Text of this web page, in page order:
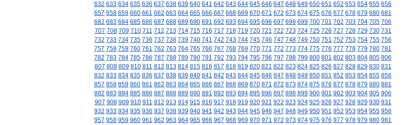
632 633 634 635 636 637 638 639 640 641 642 643 644 645 646 647 648 649 650 651 652 653 654 655 656
657 658 659 660 661 662 663 664 665 666 667 668 669 670 671 672 673 674 675 676 677 678 679 680 681
682 683 684 685 686 687 688 689 690 691 692 693 694 695 696 697 698 699 700 701 702 703 704 705 706
707 708 709 710 711 712 713 714 715 716 717 718 719 720 721 722 723 724 725 726 727 728 729 730 731
732 733 734 735 736 737 738 739 740 741 742 743 744 745 746 747 748 749 750 751 752 753 754 755 756
757 758 759 760 761 762 763 764 765 766 767 768 769 770 771 772 773 774 775 776 777 778 779 780 781
782 783 784 785 786 787 788 789 790 791 792 793 794 795 796 797 798 799 800 801 802 803 804 805 806
807 808 809 810 811 812 813 814 815 816 817 818 819 820 821 822 823 824 825 826 827 828 829 830 831
832 833 834 835 836 837 838 839 840 841 842 843 844 845 846 847 848 849 850 851 852 853 854 855 856
857 858 859 860 861 862 863 864 865 866 867 868 869 870 871 872 873 874 875 876 877 878 879 880 881
882 883 884 885 886 887 888 889 890 891 892 893 894 895 896 897 898 899 900 901 902 903 904 905 906
907 908 909 910 911 912 913 914 915 916 917 918 919 920 921 922 923 924 925 926 927 928 929 930 931
932 933 934 935 936 937 938 939 940 941 942 943 944 945 946 947 948 949 950 951 952 953 954 955 956
957 958 959 960 961 962 963 964 965 966 967 968 969 970 971 972 973 974 975 976 977 978 979 980 981